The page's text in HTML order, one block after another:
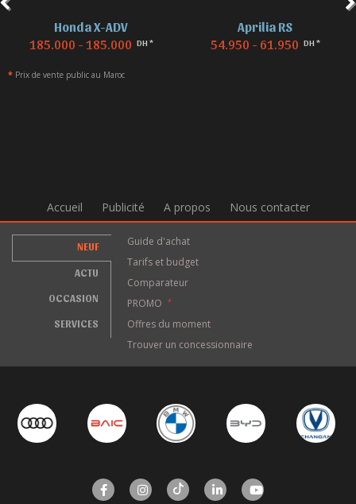
Honda X-ADV
185.000 - 185.000 DH *
Aprilia RS
54.950 - 61.950 DH *
* Prix de vente public au Maroc
Accueil Publicité A propos Nous contacter
NEUF
ACTU
OCCASION
SERVICES
Guide d'achat
Tarifs et budget
Comparateur
PROMO
*
Offres du moment
Trouver un concessionnaire